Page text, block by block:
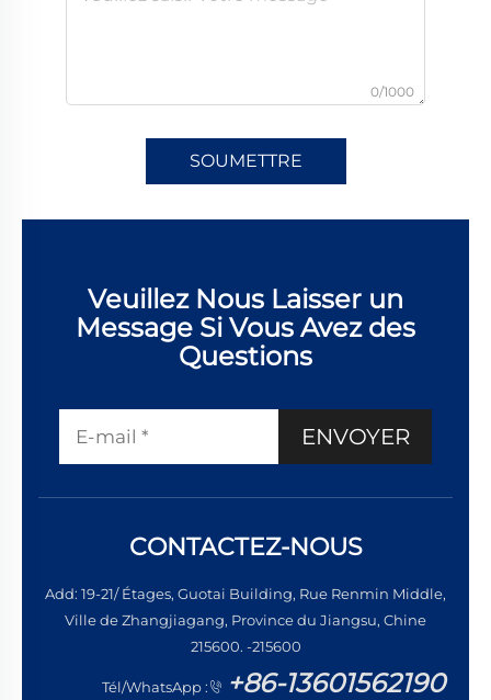
0/1000
SOUMETTRE
Veuillez Nous Laisser un
Message Si Vous Avez des
Questions
ENVOYER
CONTACTEZ-NOUS
Add: 19-21/ Étages, Guotai Building, Rue Renmin Middle,
Ville de Zhangjiagang, Province du Jiangsu, Chine
215600. -215600
Tél/WhatsApp : +86-13601562190